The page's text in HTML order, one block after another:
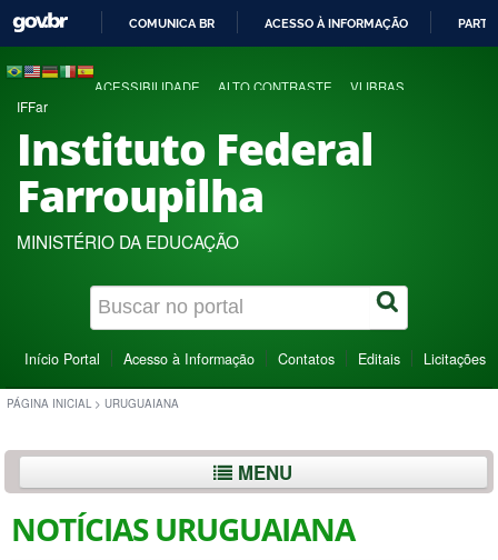
COMUNICA BR ACESSO À INFORMAÇÃO
ACESSIBILIDADE ALTO CONTRASTE VLIBRAS
IFFar
Instituto Federal
Farroupilha
MINISTÉRIO DA EDUCAÇÃO
Início Portal Acesso à Informação Contatos Editais Licitações
PÁGINA INICIAL > URUGUAIANA
MENU
NOTÍCIAS URUGUAIANA